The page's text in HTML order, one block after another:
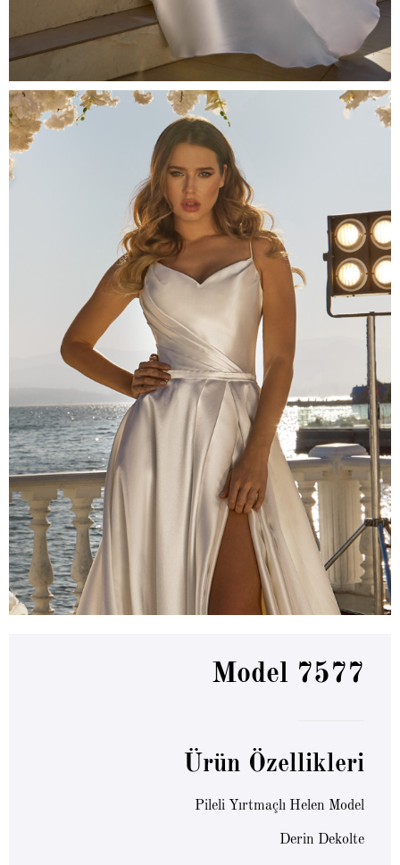
Model 7577
Ürün Özellikleri
Pileli Yırtmaçlı Helen Model
Derin Dekolte